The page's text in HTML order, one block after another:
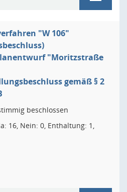
"W 106"
"Moritzstraße
gemäß § 2
beschlossen
16, Nein: 0, Enthaltung: 1,